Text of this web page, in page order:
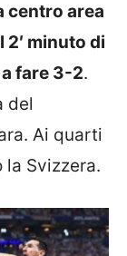
centro area
minuto di
fare 3-2.
del
Ai quarti
la Svizzera.